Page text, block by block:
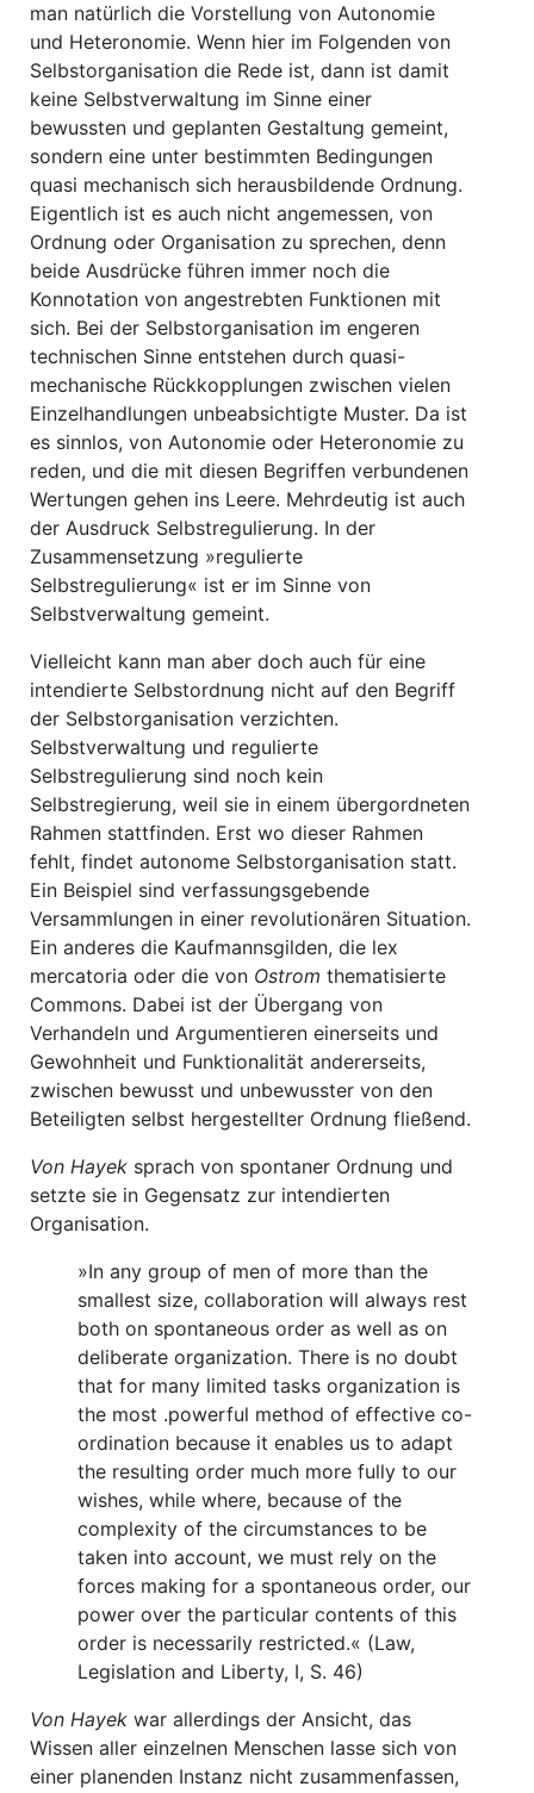
man natürlich die Vorstellung von Autonomie
und Heteronomie. Wenn hier im Folgenden von
Selbstorganisation die Rede ist, dann ist damit
keine Selbstverwaltung im Sinne einer
bewussten und geplanten Gestaltung gemeint,
sondern eine unter bestimmten Bedingungen
quasi mechanisch sich herausbildende Ordnung.
Eigentlich ist es auch nicht angemessen, von
Ordnung oder Organisation zu sprechen, denn
beide Ausdrücke führen immer noch die
Konnotation von angestrebten Funktionen mit
sich. Bei der Selbstorganisation im engeren
technischen Sinne entstehen durch quasi-
mechanische Rückkopplungen zwischen vielen
Einzelhandlungen unbeabsichtigte Muster. Da ist
es sinnlos, von Autonomie oder Heteronomie zu
reden, und die mit diesen Begriffen verbundenen
Wertungen gehen ins Leere. Mehrdeutig ist auch
der Ausdruck Selbstregulierung. In der
Zusammensetzung »regulierte
Selbstregulierung« ist er im Sinne von
Selbstverwaltung gemeint.
Vielleicht kann man aber doch auch für eine
intendierte Selbstordnung nicht auf den Begriff
der Selbstorganisation verzichten.
Selbstverwaltung und regulierte
Selbstregulierung sind noch kein
Selbstregierung, weil sie in einem übergordneten
Rahmen stattfinden. Erst wo dieser Rahmen
fehlt, findet autonome Selbstorganisation statt.
Ein Beispiel sind verfassungsgebende
Versammlungen in einer revolutionären Situation.
Ein anderes die Kaufmannsgilden, die lex
mercatoria oder die von Ostrom thematisierte
Commons. Dabei ist der Übergang von
Verhandeln und Argumentieren einerseits und
Gewohnheit und Funktionalität andererseits,
zwischen bewusst und unbewusster von den
Beteiligten selbst hergestellter Ordnung fließend.
Von Hayek sprach von spontaner Ordnung und
setzte sie in Gegensatz zur intendierten
Organisation.
»In any group of men of more than the
smallest size, collaboration will always rest
both on spontaneous order as well as on
deliberate organization. There is no doubt
that for many limited tasks organization is
the most .powerful method of effective co-
ordination because it enables us to adapt
the resulting order much more fully to our
wishes, while where, because of the
complexity of the circumstances to be
taken into account, we must rely on the
forces making for a spontaneous order, our
power over the particular contents of this
order is necessarily restricted.« (Law,
Legislation and Liberty, I, S. 46)
Von Hayek war allerdings der Ansicht, das
Wissen aller einzelnen Menschen lasse sich von
einer planenden Instanz nicht zusammenfassen,